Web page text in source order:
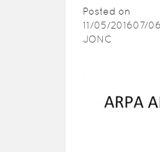
Posted on
11/05/201607/
JONC